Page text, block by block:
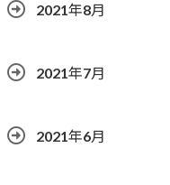
2021年8月
2021年7月
2021年6月